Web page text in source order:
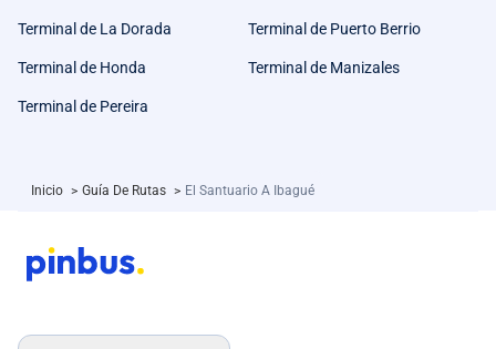
Terminal de La Dorada Terminal de Puerto Berrio
Terminal de Honda Terminal de Manizales
Terminal de Pereira
Inicio > Guía De Rutas > El Santuario A Ibagué